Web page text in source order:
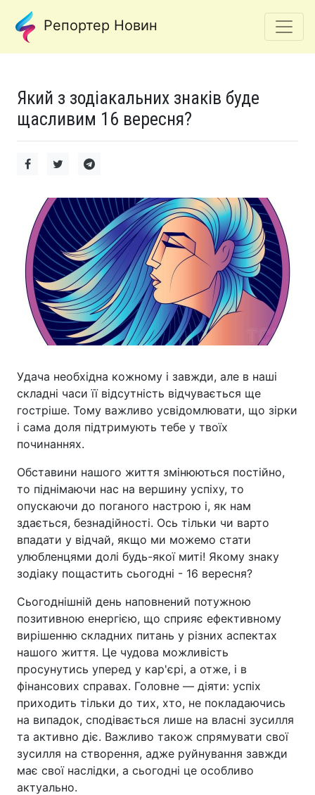
Репортер Новин
Який з зодіакальних знаків буде
щасливим 16 вересня?
Удача необхідна кожному і завжди, але в наші
складні часи її відсутність відчувається ще
гостріше. Тому важливо усвідомлювати, що зірки
і сама доля підтримують тебе у твоїх
починаннях.
Обставини нашого життя змінюються постійно,
то піднімаючи нас на вершину успіху, то
опускаючи до поганого настрою і, як нам
здається, безнадійності. Ось тільки чи варто
впадати у відчай, якщо ми можемо стати
улюбленцями долі будь-якої миті! Якому знаку
зодіаку пощастить сьогодні - 16 вересня?
Сьогоднішній день наповнений потужною
позитивною енергією, що сприяє ефективному
вирішенню складних питань у різних аспектах
нашого життя. Це чудова можливість
просунутись уперед у кар'єрі, а отже, і в
фінансових справах. Головне — діяти: успіх
приходить тільки до тих, хто, не покладаючись
на випадок, сподівається лише на власні зусилля
та активно діє. Важливо також спрямувати свої
зусилля на створення, адже руйнування завжди
має свої наслідки, а сьогодні це особливо
актуально.